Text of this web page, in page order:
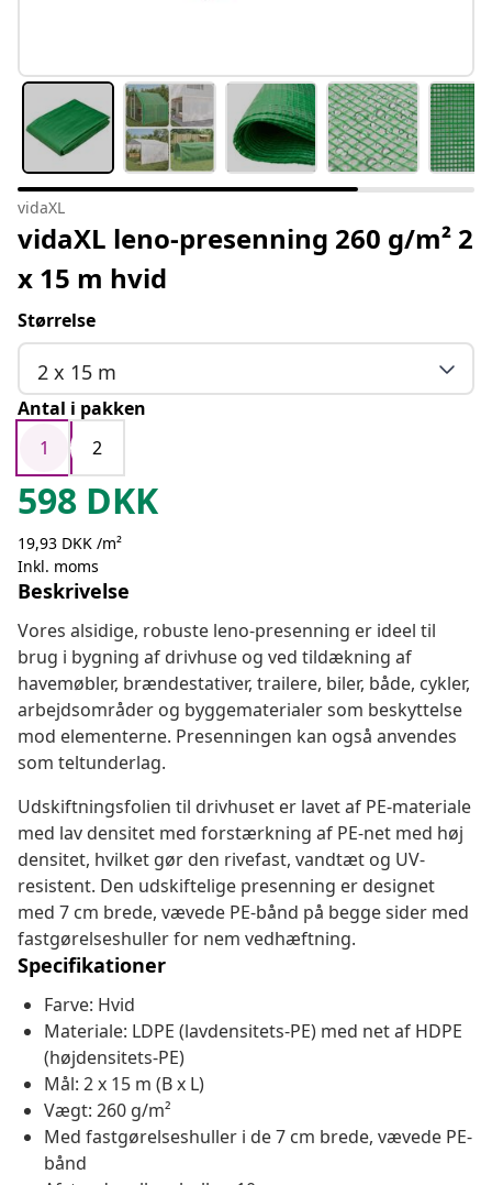
vidaXL
vidaXL leno-presenning 260 g/m² 2
x 15 m hvid
Størrelse
2 x 15 m
Antal i pakken
1
2
598 DKK
19,93 DKK /m²
Inkl. moms
Beskrivelse
Vores alsidige, robuste leno-presenning er ideel til
brug i bygning af drivhuse og ved tildækning af
havemøbler, brændestativer, trailere, biler, både, cykler,
arbejdsområder og byggematerialer som beskyttelse
mod elementerne. Presenningen kan også anvendes
som teltunderlag.
Udskiftningsfolien til drivhuset er lavet af PE-materiale
med lav densitet med forstærkning af PE-net med høj
densitet, hvilket gør den rivefast, vandtæt og UV-
resistent. Den udskiftelige presenning er designet
med 7 cm brede, vævede PE-bånd på begge sider med
fastgørelseshuller for nem vedhæftning.
Specifikationer
Farve: Hvid
Materiale: LDPE (lavdensitets-PE) med net af HDPE
(højdensitets-PE)
Mål: 2 x 15 m (B x L)
Vægt: 260 g/m²
Med fastgørelseshuller i de 7 cm brede, vævede PE-
bånd